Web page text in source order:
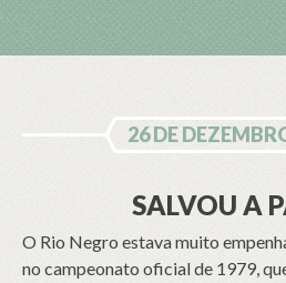
26 DE
SALVOU A
O Rio Negro estava muito
no campeonato oficial de 1979,